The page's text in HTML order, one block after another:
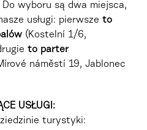
wyboru są dwa miejsca,
usługi: pierwsze to
(Kostelní 1/6,
to parter
náměstí 19, Jablonec
USŁUGI:
turystyki: